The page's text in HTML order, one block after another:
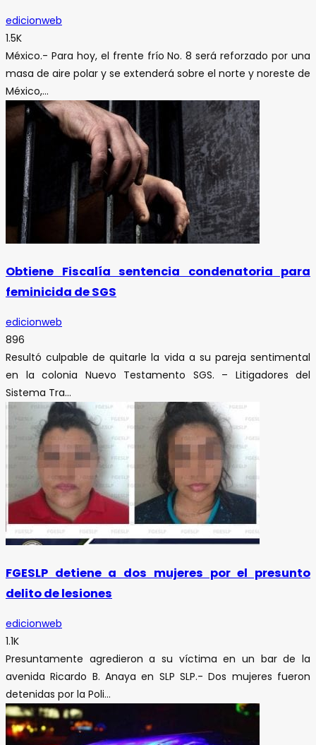
edicionweb
1.5K
México.- Para hoy, el frente frío No. 8 será reforzado por una
masa de aire polar y se extenderá sobre el norte y noreste de
México,...
Obtiene Fiscalía sentencia condenatoria para
feminicida de SGS
edicionweb
896
Resultó culpable de quitarle la vida a su pareja sentimental
en la colonia Nuevo Testamento SGS. – Litigadores del
Sistema Tra...
FGESLP detiene a dos mujeres por el presunto
delito de lesiones
edicionweb
1.1K
Presuntamente agredieron a su víctima en un bar de la
avenida Ricardo B. Anaya en SLP SLP.- Dos mujeres fueron
detenidas por la Poli...